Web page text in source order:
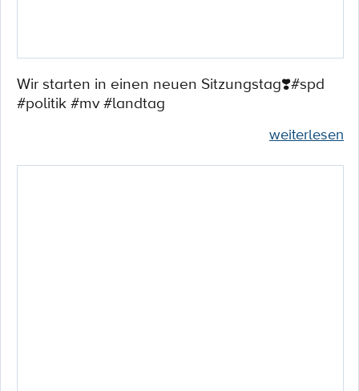
Wir starten in einen neuen Sitzungstag❣️#spd
#politik #mv #landtag
weiterlesen